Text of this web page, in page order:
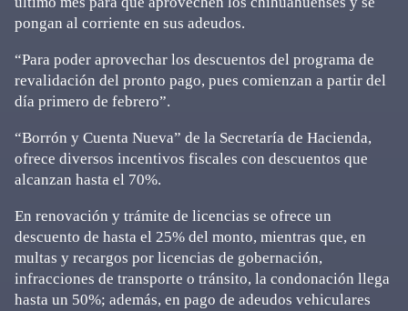
pongan al corriente en sus adeudos.
“Para poder aprovechar los descuentos del programa de
revalidación del pronto pago, pues comienzan a partir del
día primero de febrero”.
“Borrón y Cuenta Nueva” de la Secretaría de Hacienda,
ofrece diversos incentivos fiscales con descuentos que
alcanzan hasta el 70%.
En renovación y trámite de licencias se ofrece un
descuento de hasta el 25% del monto, mientras que, en
multas y recargos por licencias de gobernación,
infracciones de transporte o tránsito, la condonación llega
hasta un 50%; además, en pago de adeudos vehiculares